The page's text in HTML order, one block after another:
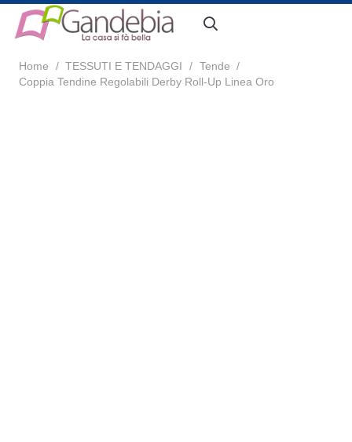
Home / TESSUTI E TENDAGGI / Tende /
Coppia Tendine Regolabili Derby Roll-Up Linea Oro